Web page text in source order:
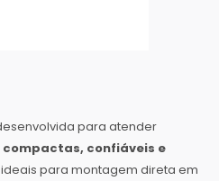
para atender
compactas, confiáveis e
ideais para montagem direta em